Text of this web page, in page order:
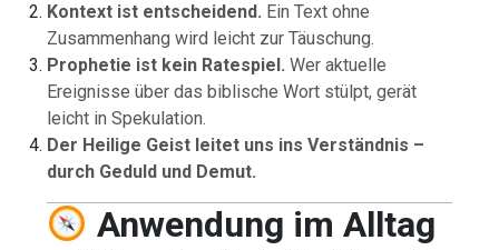
Kontext ist entscheidend. Ein Text ohne
Zusammenhang wird leicht zur Täuschung.
Prophetie ist kein Ratespiel. Wer aktuelle
Ereignisse über das biblische Wort stülpt, gerät
leicht in Spekulation.
Der Heilige Geist leitet uns ins Verständnis –
durch Geduld und Demut.
Anwendung im Alltag